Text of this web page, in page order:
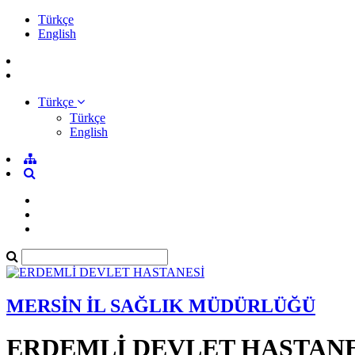
Türkçe
English
Türkçe
Türkçe
English
MERSİN İL SAĞLIK MÜDÜRLÜĞÜ
ERDEMLİ DEVLET